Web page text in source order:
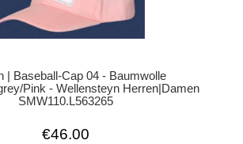
| Baseball-Cap 04 - Baumwolle
Pink - Wellensteyn Herren|Damen
SMW110.L563265
€46.00